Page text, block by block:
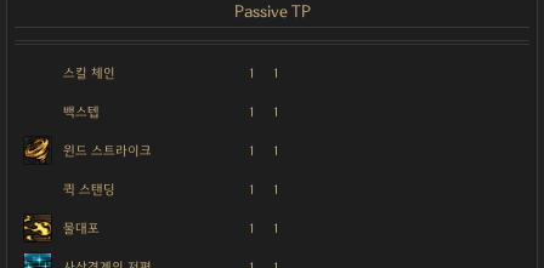
Passive TP
스킬 체인 1 1
백스텝 1 1
윈드 스트라이크 1 1
퀵 스탠딩 1 1
물대포 1 1